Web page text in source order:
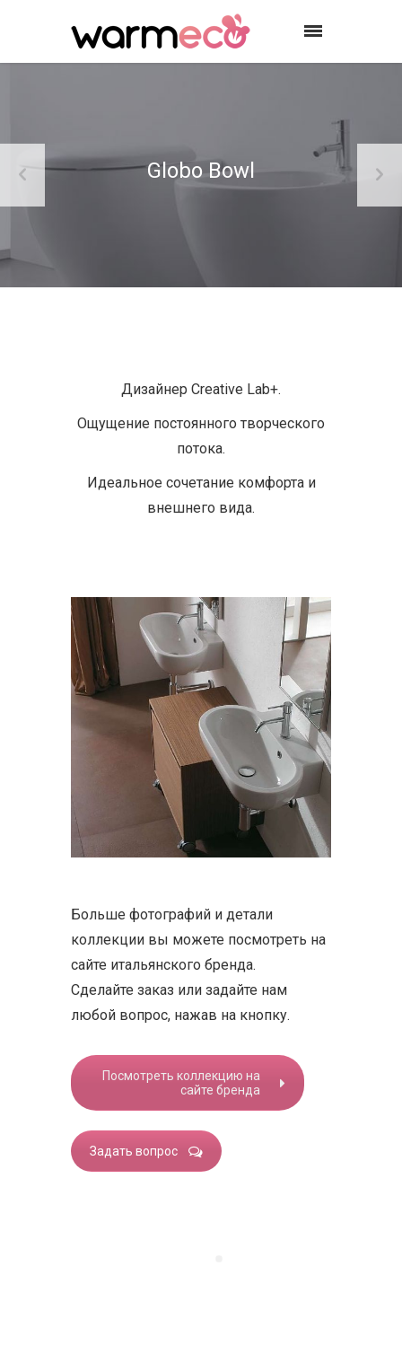
Globo Bowl
Дизайнер Creative Lab+.
Ощущение постоянного творческого
потока.
Идеальное сочетание комфорта и
внешнего вида.
Больше фотографий и детали
коллекции вы можете посмотреть на
сайте итальянского бренда.
Cделайте заказ или задайте нам
любой вопрос, нажав на кнопку.
Посмотреть коллекцию на
сайте бренда
Задать вопрос